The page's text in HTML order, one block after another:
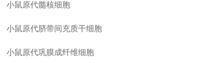
小鼠原代髓核细胞
小鼠原代脐带间充质干细胞
小鼠原代巩膜成纤维细胞